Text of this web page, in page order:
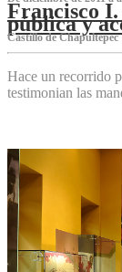
Francisco
pública y
Castillo de Chapultepec
Hace un recorrido
testimonian las